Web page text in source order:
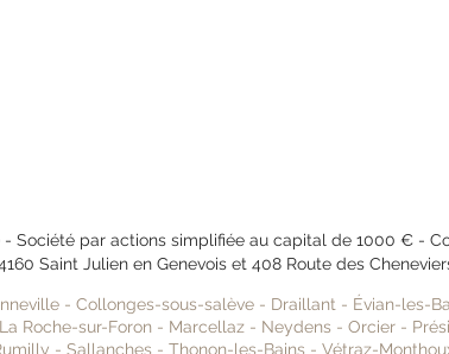
Société par actions simplifiée au capital de 1000 € -
Saint Julien en Genevois et 408 Route des
- Collonges-sous-salève - Draillant - Évian-les-
La Roche-sur-Foron - Marcellaz - Neydens - Orcier -
- Sallanches - Thonon-les-Bains - Vétraz-